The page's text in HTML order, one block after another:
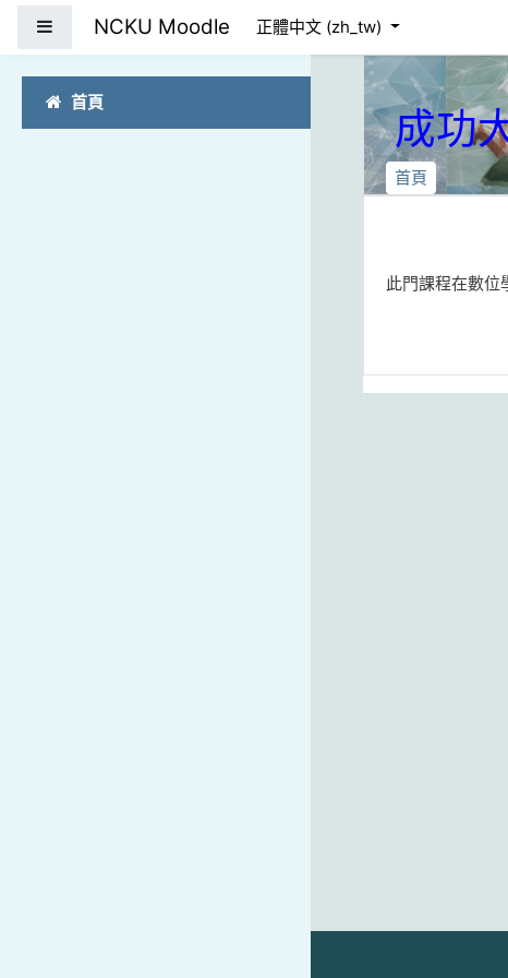
首頁
NCKU Moodle 正體中文 ‎(zh_tw)‎
成功
首頁
此門課程在數位